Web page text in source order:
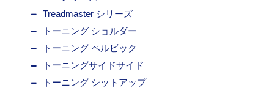
Treadmaster シリーズ
トーニング ショルダー
トーニング ペルビック
トーニングサイドサイド
トーニング シットアップ